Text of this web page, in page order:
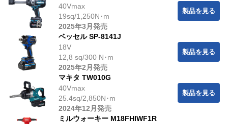
40Vmax
19sq/1,250N･m
2025年3月発売
製品を見る
ベッセル SP-8141J
18V
12,8 sq/300 N･m
2025年2月発売
製品を見る
マキタ TW010G
40Vmax
25.4sq/2,850N･m
2024年12月発売
製品を見る
ミルウォーキー M18FHIWF1R